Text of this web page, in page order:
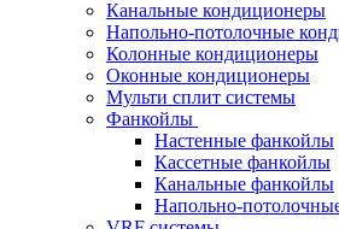
Канальные кондиционеры
Напольно-потолочные
Колонные кондиционеры
Оконные кондиционеры
Мульти сплит системы
Фанкойлы
Настенные фанкойлы
Кассетные фанкойлы
Канальные фанкойлы
Напольно-